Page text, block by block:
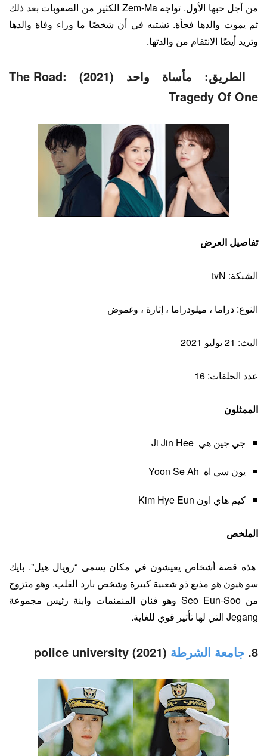
من أجل حبها الأول. تواجه Zem-Ma الكثير من الصعوبات بعد ذلك
ثم يموت والدها فجأة. تشتبه في أن شخصًا ما وراء وفاة والدها
وتريد أيضًا الانتقام من والدتها.
الطريق: مأساة واحد (2021) The Road:
Tragedy Of One
تفاصيل العرض
الشبكة: tvN
النوع: دراما ، ميلودراما ، إثارة ، وغموض
البث: 21 يوليو 2021
عدد الحلقات: 16
الممثلون
جي جين هي Ji Jin Hee
يون سي اه Yoon Se Ah
كيم هاي اون Kim Hye Eun
الملخص
هذه قصة أشخاص يعيشون في مكان يسمى “رويال هيل”. بايك
سو هيون هو مذيع ذو شعبية كبيرة وشخص بارد القلب. وهو متزوج
من Seo Eun-Soo وهو فنان المنمنمات وابنة رئيس مجموعة
Jegang التي لها تأثير قوي للغاية.
8. جامعة الشرطة (2021) police university